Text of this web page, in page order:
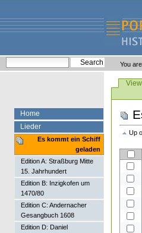
content.
navigation
Personal
tools
You
ViewsView
Up
Home
Lieder
Es kommt ein Schiff
geladen
Edition A: Straßburg Mitte
15. Jahrhundert
Edition B: Inzigkofen um
1470/80
Edition C: Andernacher
Gesangbuch 1608
Edition D: Daniel